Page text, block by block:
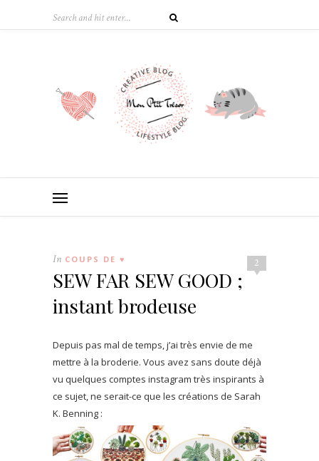
2
In COUPS DE ♥
SEW FAR SEW GOOD ;
instant brodeuse
Depuis pas mal de temps, j’ai très envie de me
mettre à la broderie. Vous avez sans doute déjà
vu quelques comptes instagram très inspirants à
ce sujet, ne serait-ce que les créations de Sarah
K. Benning :